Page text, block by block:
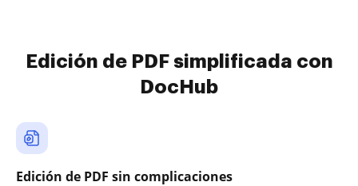
Edición de PDF simplificada con
DocHub
Edición de PDF sin complicaciones